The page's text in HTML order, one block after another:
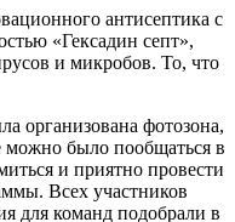
антисептика с
«Гексадин септ»,
и микробов. То, что
организована фотозона,
можно было пообщаться в
и приятно провести
Всех участников
для команд подобрали в